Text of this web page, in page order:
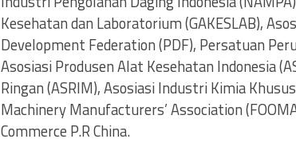
Kesehatan dan Laboratorium (GAKESLAB),
Development Federation (PDF), Persatuan
Asosiasi Produsen Alat Kesehatan Indonesia
Ringan (ASRIM), Asosiasi Industri Kimia
Machinery Manufacturers’ Association
Commerce P.R China.